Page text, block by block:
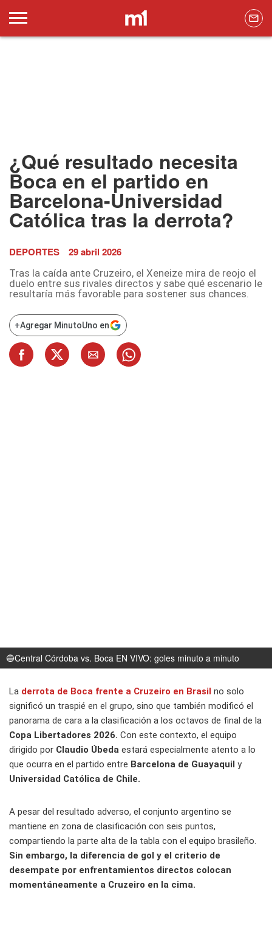
¿Qué resultado necesita
Boca en el partido en
Barcelona-Universidad
Católica tras la derrota?
DEPORTES 29 abril 2026
Tras la caída ante Cruzeiro, el Xeneize mira de reojo el
duelo entre sus rivales directos y sabe qué escenario le
resultaría más favorable para sostener sus chances.
+Agregar MinutoUno en
🔵Central Córdoba vs. Boca EN VIVO: goles minuto a minuto
La derrota de Boca frente a Cruzeiro en Brasil no solo
significó un traspié en el grupo, sino que también modificó el
panorama de cara a la clasificación a los octavos de final de la
Copa Libertadores 2026. Con este contexto, el equipo
dirigido por Claudio Úbeda estará especialmente atento a lo
que ocurra en el partido entre Barcelona de Guayaquil y
Universidad Católica de Chile.
A pesar del resultado adverso, el conjunto argentino se
mantiene en zona de clasificación con seis puntos,
compartiendo la parte alta de la tabla con el equipo brasileño.
Sin embargo, la diferencia de gol y el criterio de
desempate por enfrentamientos directos colocan
momentáneamente a Cruzeiro en la cima.